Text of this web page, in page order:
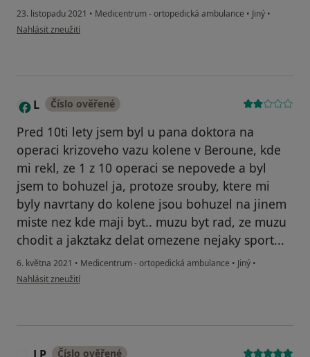
23. listopadu 2021 • Medicentrum - ortopedická ambulance • Jiný •
podle názoru uživatele P.R.
Nahlásit zneužití
L Číslo ověřené
Pred 10ti lety jsem byl u pana doktora na
operaci krizoveho vazu kolene v Beroune, kde
mi rekl, ze 1 z 10 operaci se nepovede a byl
jsem to bohuzel ja, protoze srouby, ktere mi
byly navrtany do kolene jsou bohuzel na jinem
miste nez kde maji byt.. muzu byt rad, ze muzu
chodit a jakztakz delat omezene nejaky sport...
6. května 2021 • Medicentrum - ortopedická ambulance • Jiný •
podle názoru uživatele L
Nahlásit zneužití
Číslo ověřené